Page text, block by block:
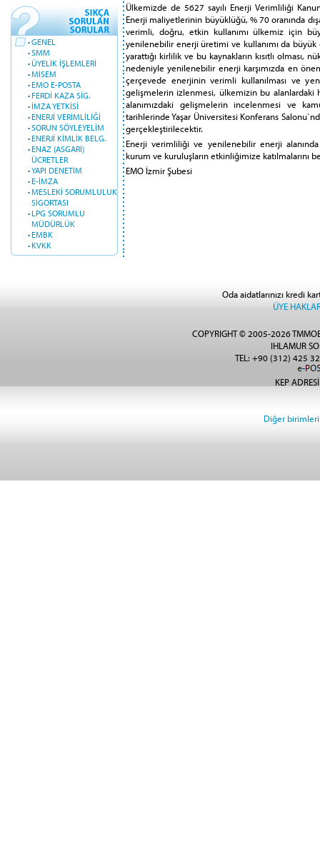
·GENEL
·SMM
·ÜYELİK İŞLEMLERİ
·MİSEM
·EMO E-POSTA
·FERDİ KAZA SİG.
·İMZA YETKİSİ
·ENERJİ VERİMLİLİĞİ
·SORUN SÖYLEYELİM
·ENERJİ KİMLİK BELG.
·ENAZ (ASGARİ)
ÜCRETLER
·YAPI DENETİM
·E-İMZA
·MESLEKİ SORUMLULUK
SİGORTASI
·LPG SORUMLU
MÜDÜRLÜK
·EMBK
·KVKK
Ülkemizde de 5627 sayılı Enerji Verimliliği
Enerji maliyetlerinin büyüklüğü, % 70 oranında
verimli, doğru, etkin kullanımı ülkemiz için
yenilenebilir enerji üretimi ve kullanımı da büyük
yarattığı kirlilik ve bu kaynakların kısıtlı
nedeniyle yenilenebilir enerji karşımızda en
çerçevede enerjinin verimli kullanılması ve
gelişmelerin izlenmesi, ülkemizin bu alanlardaki
alanımızdaki gelişmelerin incelenmesi ve
tarihlerinde Yaşar Üniversitesi Konferans
gerçekleştirilecektir.
Enerji verimliliği ve yenilenebilir enerji
kurum ve kuruluşların etkinliğimize katılmalarını
EMO İzmir Şubesi
Oda aidatlarınızı kredi
ÜYE
COPYRIGHT © 2005-2026
IHLAMUR
TEL: +90 (312) 425
KEP
Diğer